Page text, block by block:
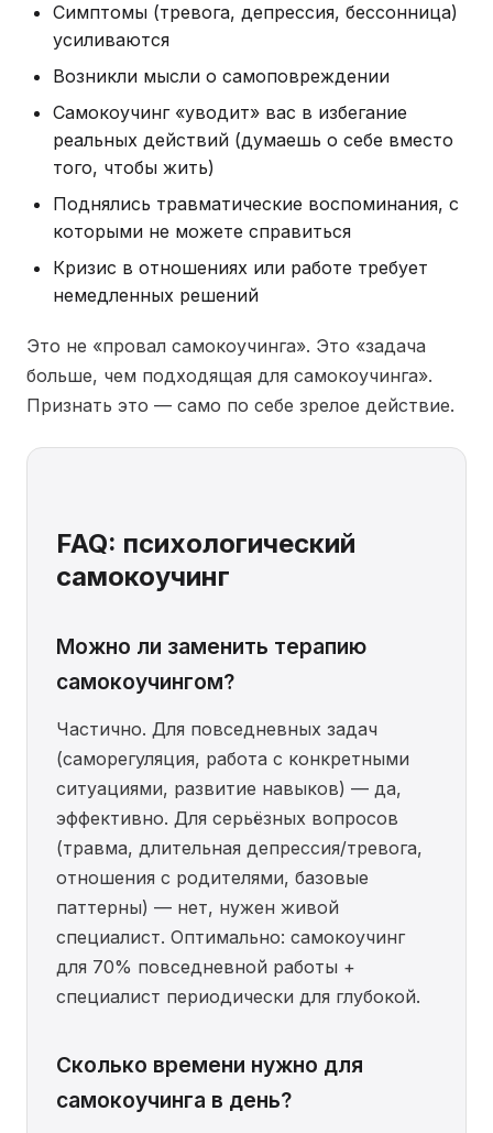
Симптомы (тревога, депрессия, бессонница)
усиливаются
Возникли мысли о самоповреждении
Самокоучинг «уводит» вас в избегание
реальных действий (думаешь о себе вместо
того, чтобы жить)
Поднялись травматические воспоминания, с
которыми не можете справиться
Кризис в отношениях или работе требует
немедленных решений
Это не «провал самокоучинга». Это «задача
больше, чем подходящая для самокоучинга».
Признать это — само по себе зрелое действие.
FAQ: психологический
самокоучинг
Можно ли заменить терапию
самокоучингом?
Частично. Для повседневных задач
(саморегуляция, работа с конкретными
ситуациями, развитие навыков) — да,
эффективно. Для серьёзных вопросов
(травма, длительная депрессия/тревога,
отношения с родителями, базовые
паттерны) — нет, нужен живой
специалист. Оптимально: самокоучинг
для 70% повседневной работы +
специалист периодически для глубокой.
Сколько времени нужно для
самокоучинга в день?